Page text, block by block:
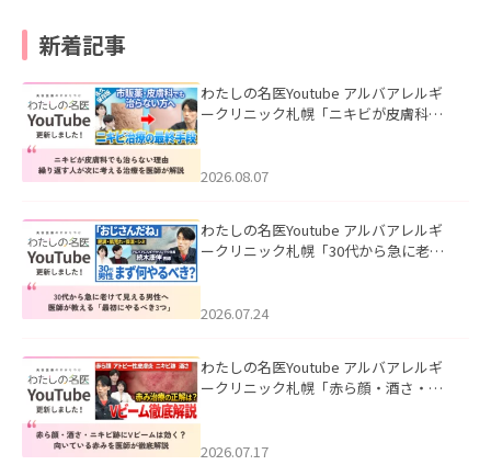
新着記事
わたしの名医Youtube アルバアレルギ
ークリニック札幌「ニキビが皮膚科で
ました。
2026.08.07
わたしの名医Youtube アルバアレルギ
ークリニック札幌「30代から急に老け
た。
2026.07.24
わたしの名医Youtube アルバアレルギ
ークリニック札幌「赤ら顔・酒さ・ニ
した。
2026.07.17